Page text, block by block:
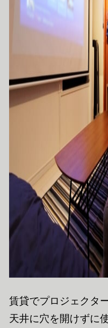
賃貸でプロジェクタ
天井に穴を開けずに